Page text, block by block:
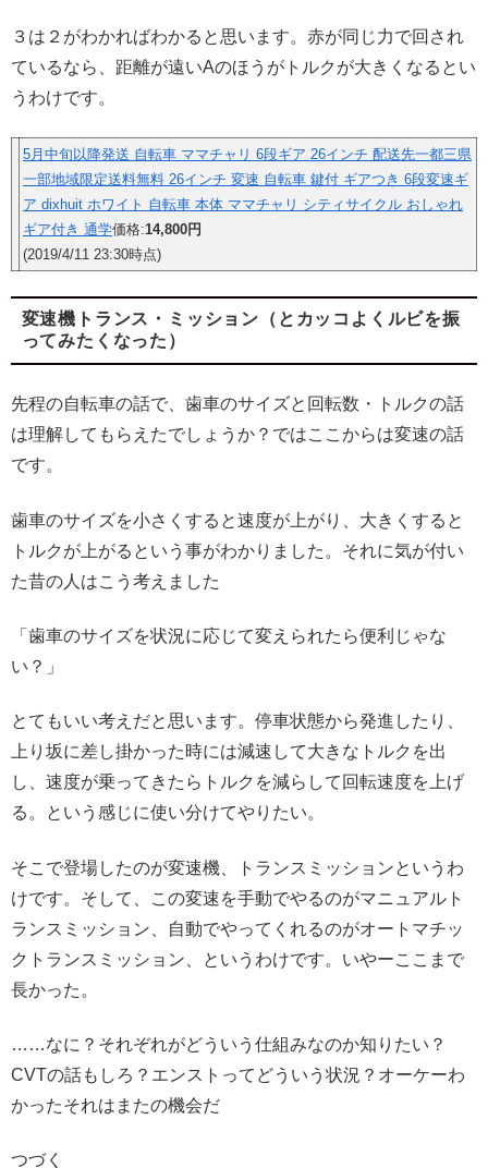
３は２がわかればわかると思います。赤が同じ力で回され
ているなら、距離が遠いAのほうがトルクが大きくなるとい
うわけです。
5月中旬以降発送 自転車 ママチャリ 6段ギア 26インチ 配送先一都三県
一部地域限定送料無料 26インチ 変速 自転車 鍵付 ギアつき 6段変速ギ
ア dixhuit ホワイト 自転車 本体 ママチャリ シティサイクル おしゃれ
ギア付き 通学価格:14,800円
(2019/4/11 23:30時点)
変速機トランス・ミッション（とカッコよくルビを振
ってみたくなった）
先程の自転車の話で、歯車のサイズと回転数・トルクの話
は理解してもらえたでしょうか？ではここからは変速の話
です。
歯車のサイズを小さくすると速度が上がり、大きくすると
トルクが上がるという事がわかりました。それに気が付い
た昔の人はこう考えました
「歯車のサイズを状況に応じて変えられたら便利じゃな
い？」
とてもいい考えだと思います。停車状態から発進したり、
上り坂に差し掛かった時には減速して大きなトルクを出
し、速度が乗ってきたらトルクを減らして回転速度を上げ
る。という感じに使い分けてやりたい。
そこで登場したのが変速機、トランスミッションというわ
けです。そして、この変速を手動でやるのがマニュアルト
ランスミッション、自動でやってくれるのがオートマチッ
クトランスミッション、というわけです。いやーここまで
長かった。
……なに？それぞれがどういう仕組みなのか知りたい？
CVTの話もしろ？エンストってどういう状況？オーケーわ
かったそれはまたの機会だ
つづく